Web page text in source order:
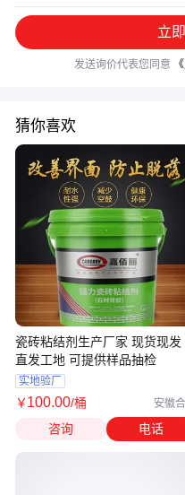
立
发送询价代表您同意
猜你喜欢
瓷砖粘结剂生产厂家 现货现发
直发工地 可提供样品抽检
实地验厂
￥100.00/桶 安徽
咨询 电话